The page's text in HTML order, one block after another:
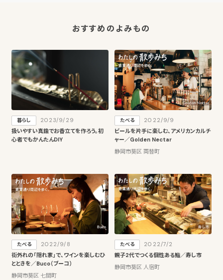
おすすめのよみもの
暮らし
2023/9/29
扱いやすい真鍮でお香立てを作ろう。初
心者でもかんたんDIY
たべる
2022/9/9
ビールを片手に楽しむ、アメリカンカルチ
ャー／Golden Nectar
静岡市葵区 両替町
たべる
2022/9/8
街外れの「隠れ家」で、ワインを楽しむひ
とときを／Buco（ブーコ）
静岡市葵区 七間町
たべる
2022/7/2
親子2代でつくる個性ある鮨／寿し市
静岡市葵区 人宿町